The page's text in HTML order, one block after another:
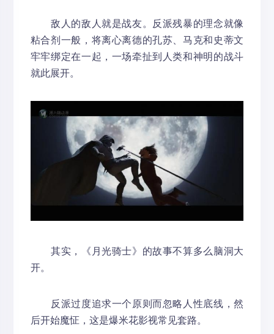
敌人的敌人就是战友。反派残暴的理念就像
粘合剂一般，将离心离德的孔苏、马克和史蒂文
牢牢绑定在一起，一场牵扯到人类和神明的战斗
就此展开。
其实，《月光骑士》的故事不算多么脑洞大
开。
反派过度追求一个原则而忽略人性底线，然
后开始魔怔，这是爆米花影视常见套路。